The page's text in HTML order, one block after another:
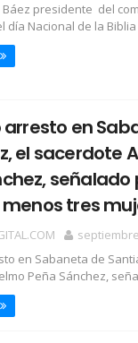
Báez presidente del
día Nacional de la
arresto en
el sacerdote
tres
en Sabaneta de
Peña Sánchez,